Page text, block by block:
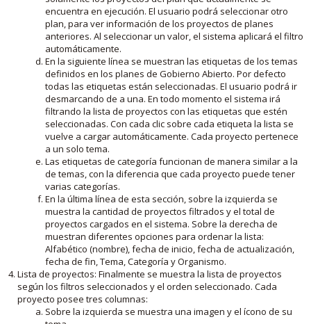
encuentra en ejecución. El usuario podrá seleccionar otro
plan, para ver información de los proyectos de planes
anteriores. Al seleccionar un valor, el sistema aplicará el filtro
automáticamente.
En la siguiente línea se muestran las etiquetas de los temas
definidos en los planes de Gobierno Abierto. Por defecto
todas las etiquetas están seleccionadas. El usuario podrá ir
desmarcando de a una. En todo momento el sistema irá
filtrando la lista de proyectos con las etiquetas que estén
seleccionadas. Con cada clic sobre cada etiqueta la lista se
vuelve a cargar automáticamente. Cada proyecto pertenece
a un solo tema.
Las etiquetas de categoría funcionan de manera similar a la
de temas, con la diferencia que cada proyecto puede tener
varias categorías.
En la última línea de esta sección, sobre la izquierda se
muestra la cantidad de proyectos filtrados y el total de
proyectos cargados en el sistema. Sobre la derecha de
muestran diferentes opciones para ordenar la lista:
Alfabético (nombre), fecha de inicio, fecha de actualización,
fecha de fin, Tema, Categoría y Organismo.
Lista de proyectos: Finalmente se muestra la lista de proyectos
según los filtros seleccionados y el orden seleccionado. Cada
proyecto posee tres columnas:
Sobre la izquierda se muestra una imagen y el ícono de su